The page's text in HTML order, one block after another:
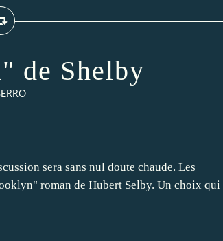
de Shelby
sera sans nul doute chaude. Les
roman de Hubert Selby. Un choix qui